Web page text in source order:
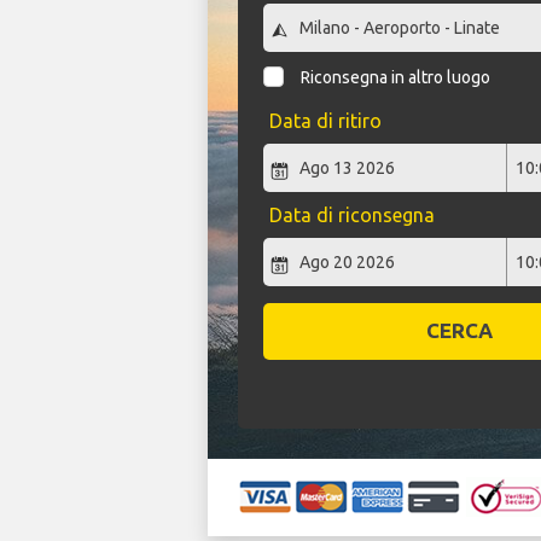
Riconsegna in altro luogo
Data di ritiro
Data di riconsegna
CERCA